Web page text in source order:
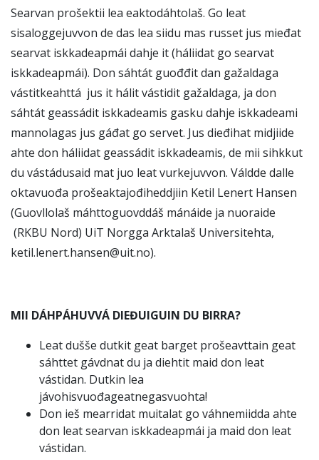
Searvan prošektii lea eaktodáhtolaš. Go leat
sisaloggejuvvon de das lea siidu mas russet jus mieđat
searvat iskkadeapmái dahje it (háliidat go searvat
iskkadeapmái). Don sáhtát guođđit dan gažaldaga
vástitkeahttá jus it hálit vástidit gažaldaga, ja don
sáhtát geassádit iskkadeamis gasku dahje iskkadeami
mannolagas jus gáđat go servet. Jus dieđihat midjiide
ahte don háliidat geassádit iskkadeamis, de mii sihkkut
du vástádusaid mat juo leat vurkejuvvon. Váldde dalle
oktavuođa prošeaktajođiheddjiin Ketil Lenert Hansen
(Guovllolaš máhttoguovddáš mánáide ja nuoraide
(RKBU Nord) UiT Norgga Arktalaš Universitehta,
ketil.lenert.hansen@uit.no).
MII DÁHPÁHUVVÁ DIEĐUIGUIN DU BIRRA?
Leat dušše dutkit geat barget prošeavttain geat
sáhttet gávdnat du ja diehtit maid don leat
vástidan. Dutkin lea
jávohisvuođageatnegasvuohta!
Don ieš mearridat muitalat go váhnemiidda ahte
don leat searvan iskkadeapmái ja maid don leat
vástidan.